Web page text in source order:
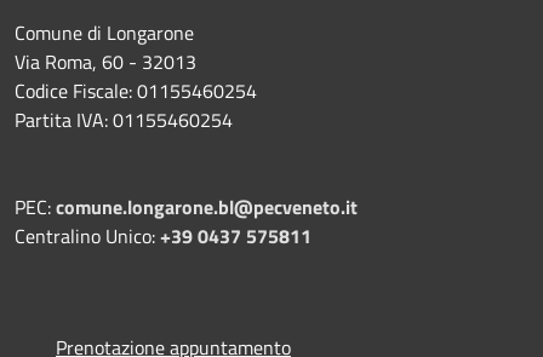
Comune di Longarone
Via Roma, 60 - 32013
Codice Fiscale: 01155460254
Partita IVA: 01155460254
PEC:comune.longarone.bl@pecveneto.it
Centralino Unico:+39 0437 575811
Prenotazione appuntamento